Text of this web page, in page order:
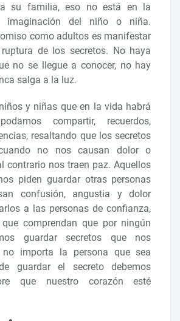
su familia, eso no está en la
imaginación del niño o niña.
como adultos es manifestar
de los secretos. No haya
no se llegue a conocer, no hay
salga a la luz.
y niñas que en la vida habrá
compartir, recuerdos,
resaltando que los secretos
no nos causan dolor o
contrario nos traen paz. Aquellos
piden guardar otras personas
confusión, angustia y dolor
a las personas de confianza,
comprendan que por ningún
guardar secretos que nos
no importa la persona que sea
guardar el secreto debemos
que nuestro corazón esté